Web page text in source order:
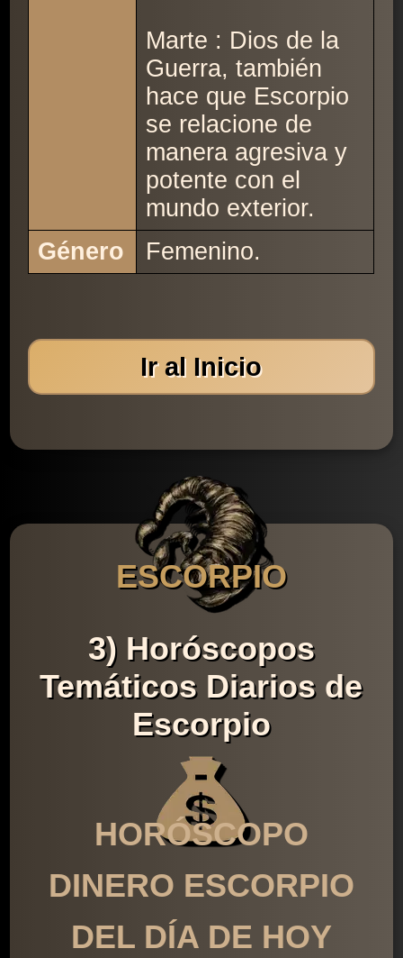
Marte : Dios de la
Guerra, también
hace que Escorpio
se relacione de
manera agresiva y
potente con el
mundo exterior.
Género
Femenino.
Ir al Inicio
ESCORPIO
3) Horóscopos
Temáticos Diarios de
Escorpio
HORÓSCOPO
DINERO ESCORPIO
DEL DÍA DE HOY